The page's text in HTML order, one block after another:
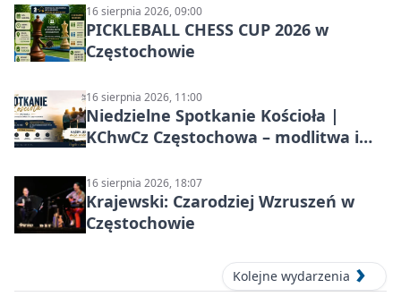
16 sierpnia 2026, 09:00
PICKLEBALL CHESS CUP 2026 w
Częstochowie
16 sierpnia 2026, 11:00
Niedzielne Spotkanie Kościoła |
KChwCz Częstochowa – modlitwa i
16 sierpnia 2026, 18:07
Krajewski: Czarodziej Wzruszeń w
Częstochowie
Kolejne wydarzenia